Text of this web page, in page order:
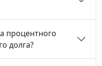
процентного
долга?